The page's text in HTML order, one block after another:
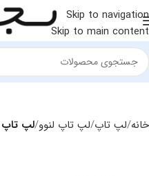
Skip to navigation
Skip to main content
خانه لپ تاپ لپ‌ تاپ لنوو لپ تاپ Legion